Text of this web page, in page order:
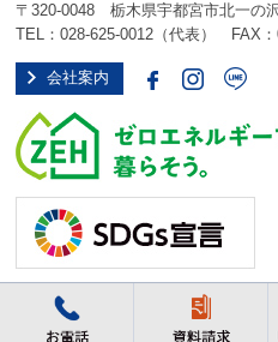
〒320-0048 栃木県宇都宮市北一の
TEL：028-625-0012 （代表） FAX
会社案内
Copyright © Selco Home